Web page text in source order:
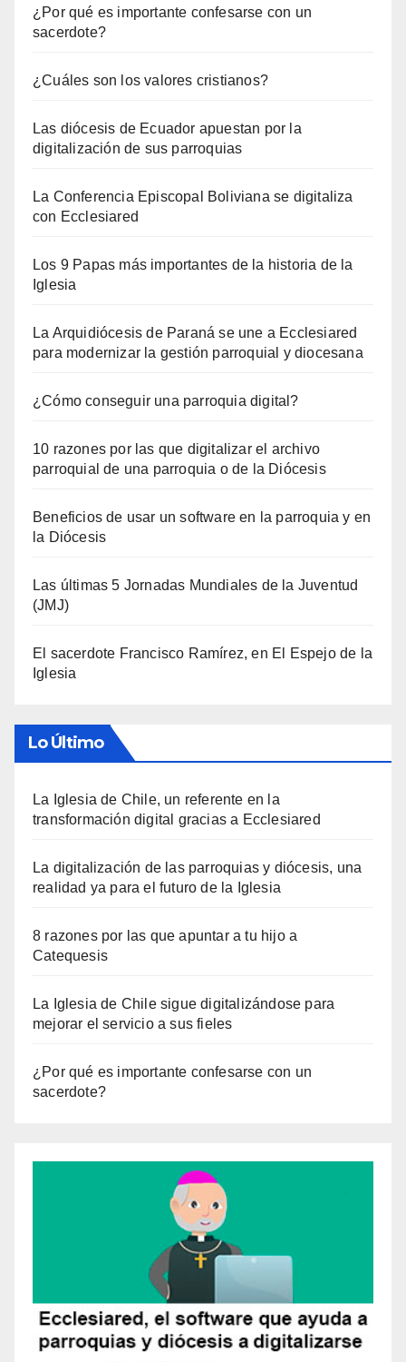
¿Por qué es importante confesarse con un
sacerdote?
¿Cuáles son los valores cristianos?
Las diócesis de Ecuador apuestan por la
digitalización de sus parroquias
La Conferencia Episcopal Boliviana se digitaliza
con Ecclesiared
Los 9 Papas más importantes de la historia de la
Iglesia
La Arquidiócesis de Paraná se une a Ecclesiared
para modernizar la gestión parroquial y diocesana
¿Cómo conseguir una parroquia digital?
10 razones por las que digitalizar el archivo
parroquial de una parroquia o de la Diócesis
Beneficios de usar un software en la parroquia y en
la Diócesis
Las últimas 5 Jornadas Mundiales de la Juventud
(JMJ)
El sacerdote Francisco Ramírez, en El Espejo de la
Iglesia
Lo Último
La Iglesia de Chile, un referente en la
transformación digital gracias a Ecclesiared
La digitalización de las parroquias y diócesis, una
realidad ya para el futuro de la Iglesia
8 razones por las que apuntar a tu hijo a
Catequesis
La Iglesia de Chile sigue digitalizándose para
mejorar el servicio a sus fieles
¿Por qué es importante confesarse con un
sacerdote?